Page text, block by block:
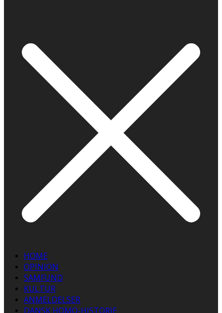
HOME
OPINION
SAMFUND
KULTUR
ANMELDELSER
DANSK HOMO-HISTORIE